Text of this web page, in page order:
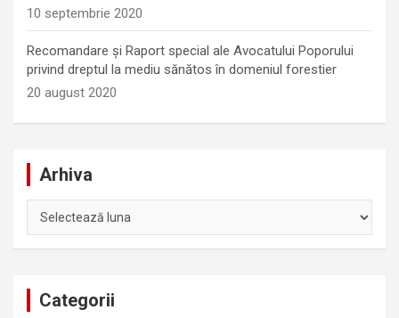
10 septembrie 2020
Recomandare și Raport special ale Avocatului Poporului
privind dreptul la mediu sănătos în domeniul forestier
20 august 2020
Arhiva
Categorii